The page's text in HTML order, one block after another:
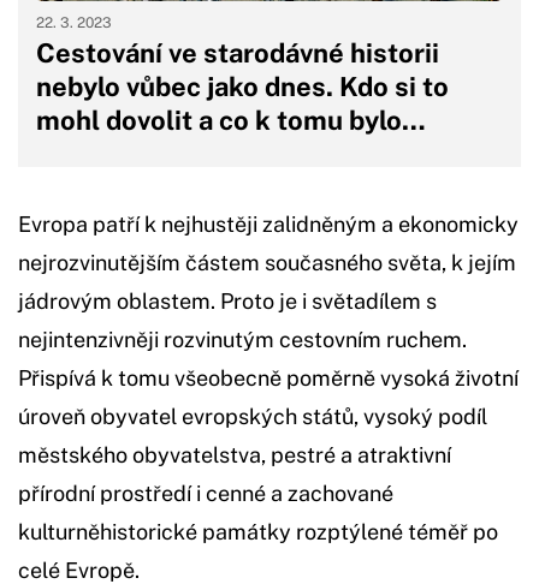
Cestování ve starodávné historii
nebylo vůbec jako dnes. Kdo si to
mohl dovolit a co k tomu bylo…
22. 3. 2023
Evropa patří k nejhustěji zalidněným a ekonomicky
nejrozvinutějším částem současného světa, k jejím
jádrovým oblastem. Proto je i světadílem s
nejintenzivněji rozvinutým cestovním ruchem.
Přispívá k tomu všeobecně poměrně vysoká životní
úroveň obyvatel evropských států, vysoký podíl
městského obyvatelstva, pestré a atraktivní
přírodní prostředí i cenné a zachované
kulturněhistorické památky rozptýlené téměř po
celé Evropě.